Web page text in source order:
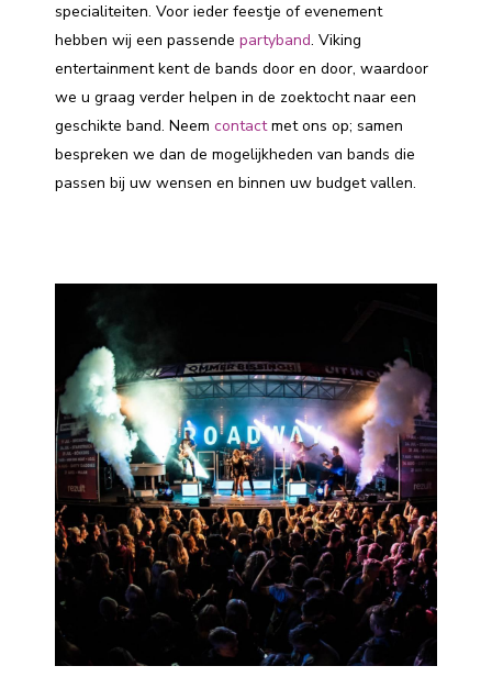
specialiteiten. Voor ieder feestje of evenement
hebben wij een passende partyband. Viking
entertainment kent de bands door en door, waardoor
we u graag verder helpen in de zoektocht naar een
geschikte band. Neem contactmet ons op; samen
bespreken we dan de mogelijkheden van bands die
passen bij uw wensen en binnen uw budget vallen.